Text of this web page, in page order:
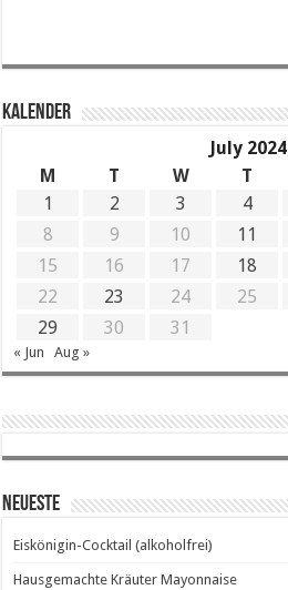
KALENDER
July 2024
M
T W T
1
2 3 4
8
9 10 11
15
16 17 18
22
23 24 25
29
30 31
« Jun Aug »
Neueste
Eiskönigin-Cocktail (alkoholfrei)
Hausgemachte Kräuter Mayonnaise